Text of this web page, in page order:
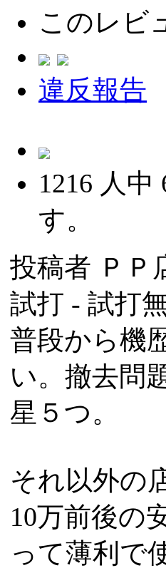
このレビ
違反報告
1216 人中
す。
投稿者 ＰＰ
試打 - 試打
普段から機
い。撤去問
星５つ。
それ以外の
10万前後の
って薄利で